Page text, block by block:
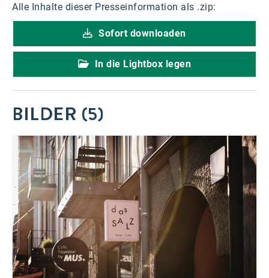
Alle Inhalte dieser Presseinformation als .zip:
Sofort downloaden
In die Lightbox legen
BILDER (5)